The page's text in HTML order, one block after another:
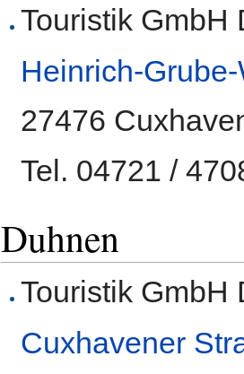
Touristik GmbH
Heinrich-
27476
Tel. 04721 /
Duhnen
Touristik GmbH
Cuxhavener